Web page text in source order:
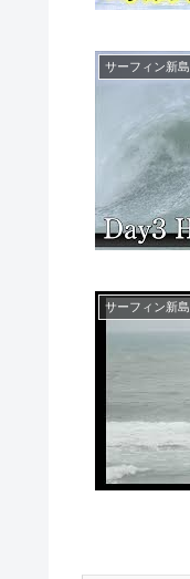
サーフィン新島
サーフィン新島